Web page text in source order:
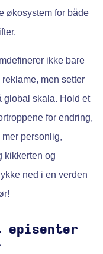
økosystem for både
ikke bare
men setter
global skala. Hold et
for endring,
personlig,
kikkerten og
ned i en verden
episenter